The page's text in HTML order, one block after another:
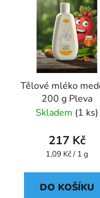
Tělové mléko
200 g Pleva
Skladem (1 ks)
217 Kč
Měrná
1,09 Kč / 1 g
DO KOŠÍKU